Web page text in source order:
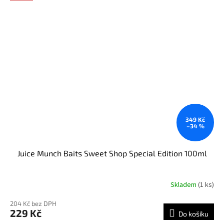
349 Kč
–34 %
Juice Munch Baits Sweet Shop Special Edition 100ml
Skladem (1 ks)
204 Kč bez DPH
229 Kč Do košíku